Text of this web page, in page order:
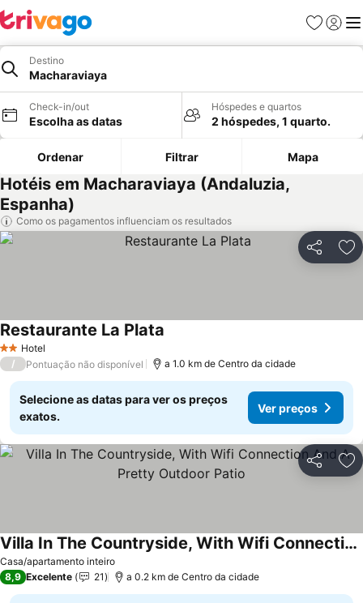
Favoritos
Iniciar
Destino
Macharaviaya
Check-in/out
Escolha as datas
Hóspedes e quartos
2 hóspedes, 1 quarto.
Ordenar Filtrar Mapa
Hotéis em Macharaviaya (Andaluzia,
Espanha)
Como os pagamentos influenciam os resultados
Partilhar
2 Estrelas
Hotel
Restaurante La Plata
/ Pontuação não disponível a 1.0 km de Centro da cidade
Selecione as datas para ver os preços
exatos.
Ver preços
Partilhar
Casa/apartamento inteiro
Villa In The Countryside, With Wifi Connection And A Pretty Outdoor Patio
Ver preços
8,9 Excelente 21 a 0.2 km de Centro da cidade